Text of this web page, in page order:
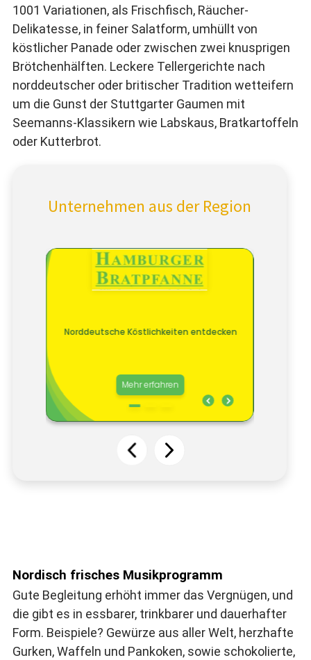
1001 Variationen, als Frischfisch, Räucher-
Delikatesse, in feiner Salatform, umhüllt von
köstlicher Panade oder zwischen zwei knusprigen
Brötchenhälften. Leckere Tellergerichte nach
norddeutscher oder britischer Tradition wetteifern
um die Gunst der Stuttgarter Gaumen mit
Seemanns-Klassikern wie Labskaus, Bratkartoffeln
oder Kutterbrot.
Unternehmen aus der Region
Nordisch frisches Musikprogramm
Gute Begleitung erhöht immer das Vergnügen, und
die gibt es in essbarer, trinkbarer und dauerhafter
Form. Beispiele? Gewürze aus aller Welt, herzhafte
Gurken, Waffeln und Pankoken, sowie schokolierte,